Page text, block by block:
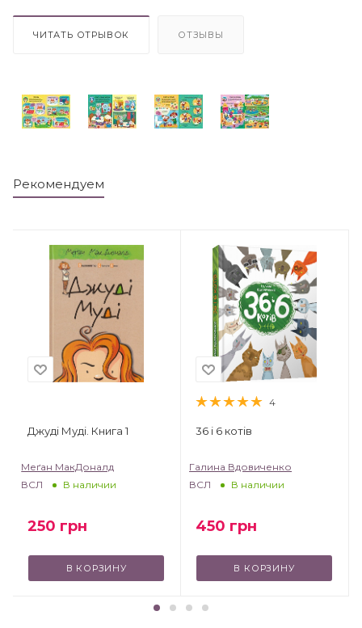
ЧИТАТЬ ОТРЫВОК ОТЗЫВЫ
Рекомендуем
Джуді Муді. Книга 1
Меґан МакДоналд
ВСЛ
В наличии
250 грн
В КОРЗИНУ
4
36 і 6 котів
Галина Вдовиченко
ВСЛ
В наличии
450 грн
В КОРЗИНУ